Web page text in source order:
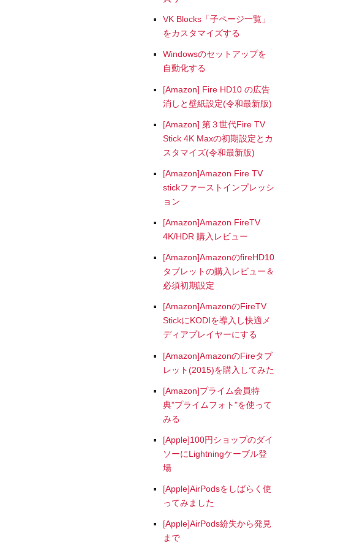
VK Blocks「子ページ一覧」
をカスタマイズする
Windowsのセットアップを
自動化する
[Amazon] Fire HD10 の広告
消しと壁紙設定(令和最新版)
[Amazon] 第３世代Fire TV
Stick 4K Maxの初期設定とカ
スタマイズ(令和最新版)
[Amazon]Amazon Fire TV
stickファーストインプレッシ
ョン
[Amazon]Amazon FireTV
4K/HDR 購入レビュー
[Amazon]AmazonのfireHD10
タブレットの購入レビュー＆
必須初期設定
[Amazon]AmazonのFireTV
StickにKODIを導入し快適メ
ディアプレイヤーにする
[Amazon]AmazonのFireタブ
レット(2015)を購入してみた
[Amazon]プライム会員特
典"プライムフォト"を使って
みる
[Apple]100円ショップのダイ
ソーにLightningケーブル登
場
[Apple]AirPodsをしばらく使
ってみました
[Apple]AirPods紛失から発見
まで